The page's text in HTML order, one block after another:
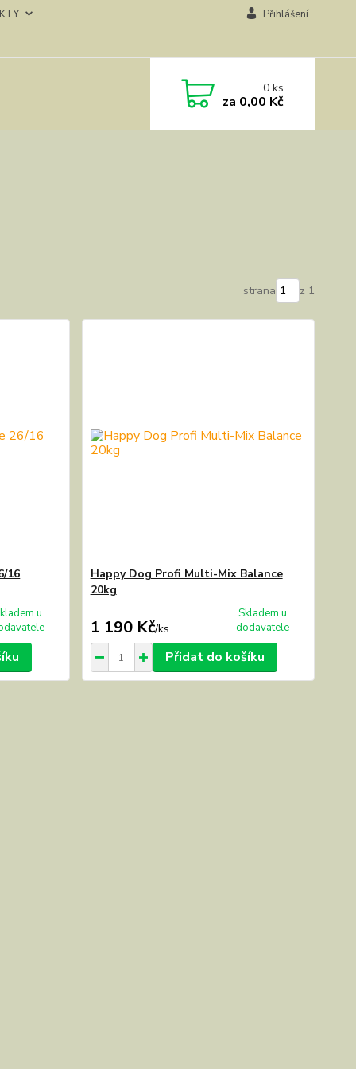
Přihlášení
0ks
za 0,00 Kč
strana z 1
16
u
Happy Dog Profi Multi-Mix Balance
20kg
1 190 Kč/ks
Skladem u
dodavatele
Přidat do košíku